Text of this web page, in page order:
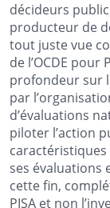
décideurs
producteur de
tout juste vue
de l’OCDE pour
profondeur sur
par
d’évaluations
piloter l’action
caractéristiques
ses évaluations
cette fin,
PISA et non